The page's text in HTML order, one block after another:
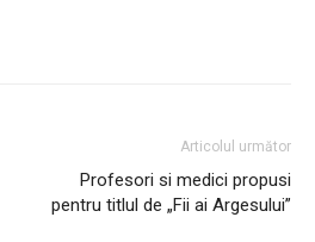
Articolul următor
Profesori si medici propusi
pentru titlul de „Fii ai Argesului”